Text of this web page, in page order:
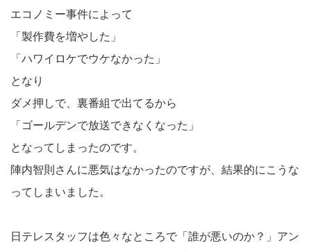
エコノミー事件によって
「製作費を増やした」
「ハワイロケでウケなかった」
となり
ダメ押しで、裏番組で出てるから
「ゴールデンで放送できなくなった」
となってしまったのです。
陣内智則さんに悪気はなかったのですが、結果的にこうな
ってしまいました。
日テレスタッフは色々なところで「誰が悪いのか？」アン